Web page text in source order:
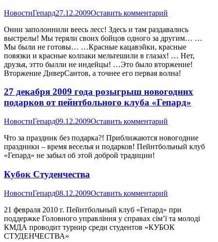
НовостиГепард27.12.2009Оставить комментарий
Онни заполоннили веесь лесс! Здесь и там раздавались
выстрелы! Мы теряли своих бойцов одного за другим… …
Мы были не готовы… …Красные кацавэйки, красные
повязки и красные колпаки мельтешили в глазах! … Нет,
друзья, этто былли не индейцы! …Это было вторжение!
Вторжение ДиверСантов, а точнее его первая волна!
27 декабря 2009 года розыгрыш новогодних
подарков от пейнтбольного клуба «Гепард»
НовостиГепард09.12.2009Оставить комментарий
Что за праздник без подарка?! Приближаются новогодние
праздники – время веселья и подарков! Пейнтбольный клуб
«Гепард» не забыл об этой доброй традиции!
Кубок Студенчества
НовостиГепард08.12.2009Оставить комментарий
21 февраля 2010 г. Пейнтбольный клуб «Гепард» при
поддержке Головного управління у справах сім’ї та молоді
КМДА проводит турнир среди студентов «КУБОК
СТУДЕНЧЕСТВА»